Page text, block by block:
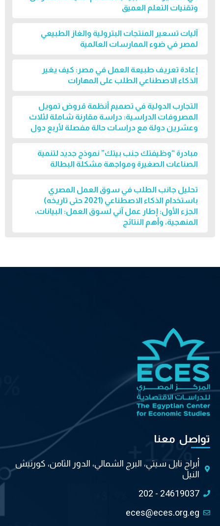
وتقنيات التعلم العميق
آليات تسعير المنتجات البترولية والغاز الطبيعي
لمصر في ضوء الممارسات العالمية
إعادة تعريف طبيعة العمل في مصر: كيف يغير
الذكاء الاصطناعي الطلب على المهارات
التجارب الدولية في تصميم أنظمة قروض تمويل
المصروفات الدراسية: دراسة مقارنة شاملة لثلاث
وعشرين دولة مع دراسات حالة مفصلة لأربع دول
مبادرة “وظيفتك جنب بيتك” نموذج جديد لتنمية
الصناعات الصغيرة ومواجهة مشكلة البطالة
تحليل جانب الطلب في سوق العمل المصري
باستخدام الذكاء الاصطناعي (2021 حتى تاريخه)
الجزء الأول: إطار عمل آني لسوق العمل: البيانات،
المنهجية، وأهم النتائج
تواصل معنا
أبراج نايل سيتي، البرج الشمالي، الدور الثامن، كورنيش
النيل
202 - 24619037
eces@eces.org.eg